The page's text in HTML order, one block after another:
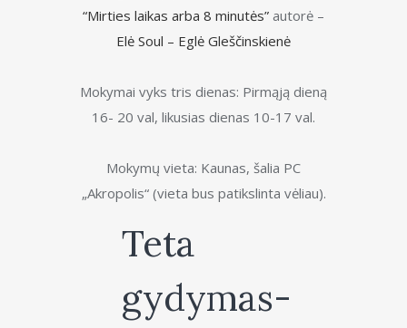
“Mirties laikas arba 8 minutės” autorė –
Elė Soul – Eglė Gleščinskienė
Mokymai vyks tris dienas: Pirmąją dieną
16- 20 val, likusias dienas 10-17 val.
Mokymų vieta: Kaunas, šalia PC
„Akropolis“ (vieta bus patikslinta vėliau).
Teta
gydymas-